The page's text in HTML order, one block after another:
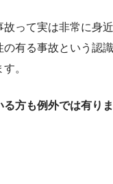
故って実は非常に身
の有る事故という認
。
方も例外では有り